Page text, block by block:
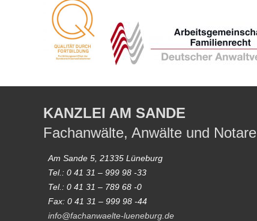
KANZLEI AM SANDE
Fachanwälte, Anwälte und Notare
Am Sande 5, 21335 Lüneburg
Tel.: 0 41 31 – 999 98 -33
Tel.: 0 41 31 – 789 68 -0
Fax: 0 41 31 – 999 98 -44
info@fachanwaelte-lueneburg.de